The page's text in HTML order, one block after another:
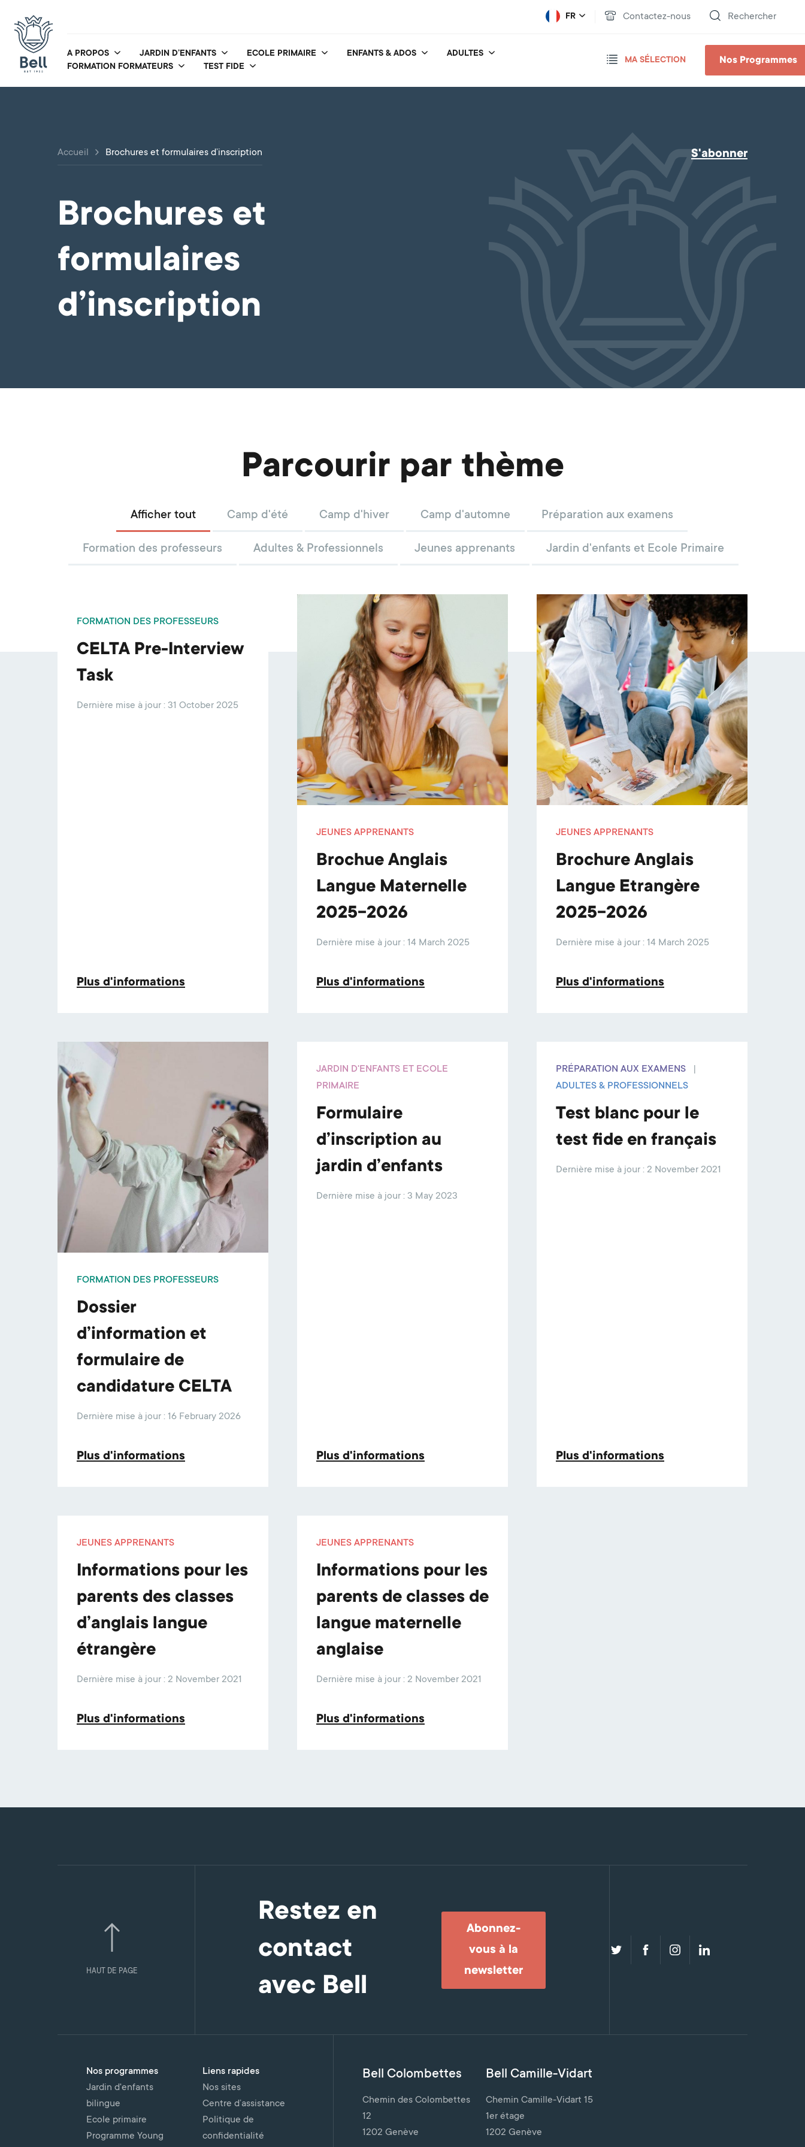
FR Contactez-nous Rechercher
A PROPOS JARDIN D’ENFANTS ECOLE PRIMAIRE ENFANTS & ADOS
ADULTES
FORMATION FORMATEURS
TEST FIDE
MA SÉLECTION Nos Programmes
Accueil Brochures et formulaires d’inscription
Brochures et
formulaires
d’inscription
S'abonner
Parcourir par thème
Afficher tout Camp d'été Camp d'hiver Camp d'automne Préparation aux examens
Formation des professeurs Adultes & Professionnels Jeunes apprenants Jardin d'enfants et Ecole Primaire
FORMATION DES PROFESSEURS
CELTA Pre-Interview
Task
Dernière mise à jour : 31 October 2025
Plus d'informations
JEUNES APPRENANTS
Brochue Anglais
Langue Maternelle
2025-2026
Dernière mise à jour : 14 March 2025
Plus d'informations
JEUNES APPRENANTS
Brochure Anglais
Langue Etrangère
2025-2026
Dernière mise à jour : 14 March 2025
Plus d'informations
FORMATION DES PROFESSEURS
Dossier
d’information et
formulaire de
candidature CELTA
Dernière mise à jour : 16 February 2026
Plus d'informations
JARDIN D'ENFANTS ET ECOLE
PRIMAIRE
Formulaire
d’inscription au
jardin d’enfants
Dernière mise à jour : 3 May 2023
Plus d'informations
PRÉPARATION AUX EXAMENS
ADULTES & PROFESSIONNELS
Test blanc pour le
test fide en français
Dernière mise à jour : 2 November 2021
Plus d'informations
JEUNES APPRENANTS
Informations pour les
parents des classes
d’anglais langue
étrangère
Dernière mise à jour : 2 November 2021
Plus d'informations
JEUNES APPRENANTS
Informations pour les
parents de classes de
langue maternelle
anglaise
Dernière mise à jour : 2 November 2021
Plus d'informations
HAUT DE PAGE
Restez en
contact
avec Bell
Abonnez-
vous à la
newsletter
Nos programmes
Jardin d'enfants
bilingue
Ecole primaire
Programme Young
Liens rapides
Nos sites
Centre d’assistance
Politique de
confidentialité
Bell Colombettes
Chemin des Colombettes
12
1202 Genève
Bell Camille-Vidart
Chemin Camille-Vidart 15
1er étage
1202 Genève